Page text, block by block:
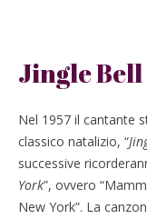
Jingle
Nel 1957 il cantante
classico natalizio, “
successive
York”, ovvero
New York”. La